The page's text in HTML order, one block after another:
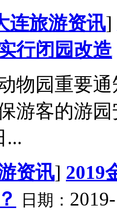
连旅游资讯]
行闭园改造
物园重要
游客的游
...
资讯] 2019
日期：